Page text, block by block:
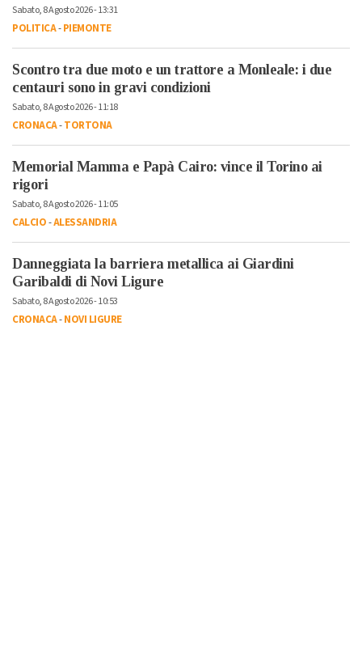
Sabato, 8 Agosto 2026 - 13:31
POLITICA-PIEMONTE
Scontro tra due moto e un trattore a Monleale: i due
centauri sono in gravi condizioni
Sabato, 8 Agosto 2026 - 11:18
CRONACA-TORTONA
Memorial Mamma e Papà Cairo: vince il Torino ai
rigori
Sabato, 8 Agosto 2026 - 11:05
CALCIO-ALESSANDRIA
Danneggiata la barriera metallica ai Giardini
Garibaldi di Novi Ligure
Sabato, 8 Agosto 2026 - 10:53
CRONACA-NOVI LIGURE